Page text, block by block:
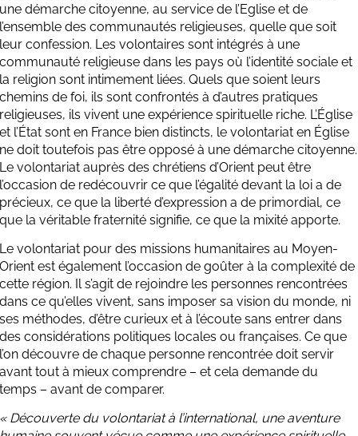
une démarche citoyenne, au service de l’Eglise et de
l’ensemble des communautés religieuses, quelle que soit
leur confession. Les volontaires sont intégrés à une
communauté religieuse dans les pays où l’identité sociale et
la religion sont intimement liées. Quels que soient leurs
chemins de foi, ils sont confrontés à d’autres pratiques
religieuses, ils vivent une expérience spirituelle riche. L’Église
et l’État sont en France bien distincts, le volontariat en Église
ne doit toutefois pas être opposé à une démarche citoyenne.
Le volontariat auprès des chrétiens d’Orient peut être
l’occasion de redécouvrir ce que l’égalité devant la loi a de
précieux, ce que la liberté d’expression a de primordial, ce
que la véritable fraternité signifie, ce que la mixité apporte.
Le volontariat pour des missions humanitaires au Moyen-
Orient est également l’occasion de goûter à la complexité de
cette région. Il s’agit de rejoindre les personnes rencontrées
dans ce qu’elles vivent, sans imposer sa vision du monde, ni
ses méthodes, d’être curieux et à l’écoute sans entrer dans
des considérations politiques locales ou françaises. Ce que
l’on découvre de chaque personne rencontrée doit servir
avant tout à mieux comprendre – et cela demande du
temps – avant de comparer.
« Découverte du volontariat à l’international, une aventure